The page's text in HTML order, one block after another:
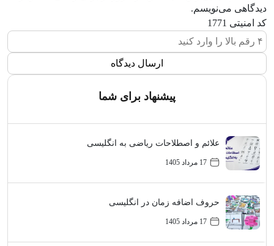
دیدگاهی می‌نویسم.
کد امنیتی 1771
پیشنهاد برای شما
علائم و اصطلاحات ریاضی به انگلیسی
17 مرداد 1405
حروف اضافه زمان در انگلیسی
17 مرداد 1405